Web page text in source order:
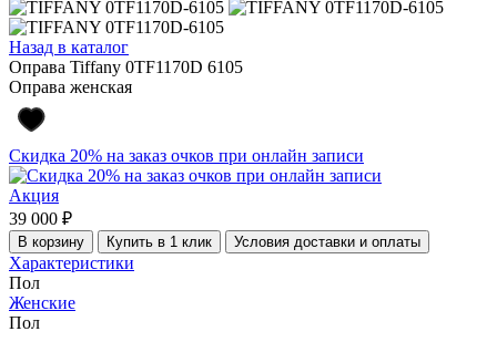
Назад в каталог
Оправа Tiffany 0TF1170D 6105
Оправа женская
Скидка 20% на заказ очков при онлайн записи
Акция
39 000 ₽
В корзину Купить в 1 клик Условия доставки и оплаты
Характеристики
Пол
Женские
Пол